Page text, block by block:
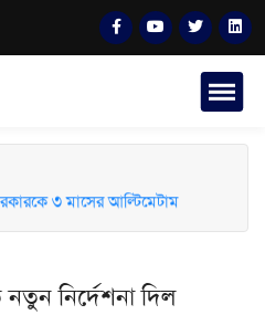
৩ মাসের আল্টিমেটাম
নতুন নির্দেশনা দিল